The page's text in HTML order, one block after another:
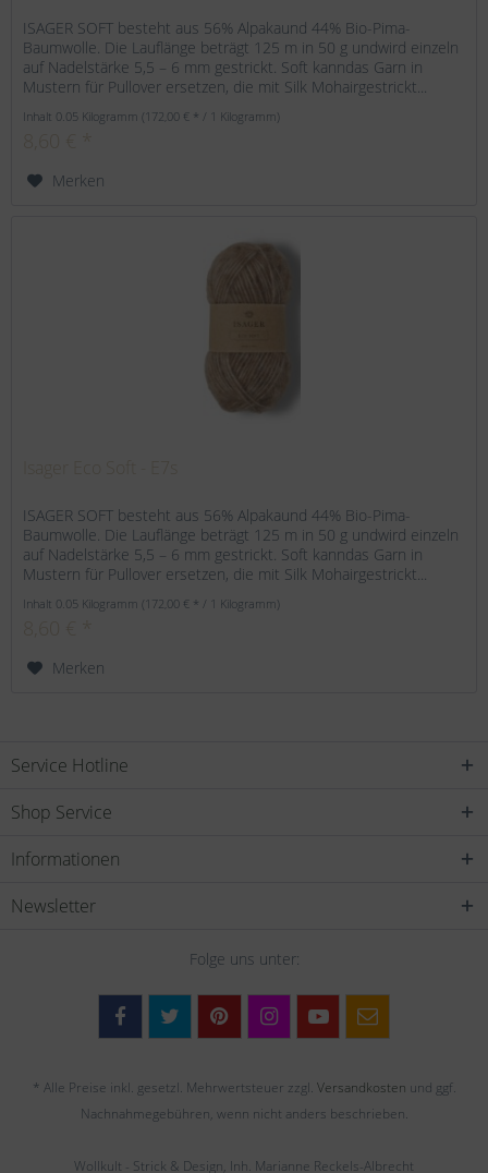
ISAGER SOFT besteht aus 56% Alpakaund 44% Bio-Pima-
Baumwolle. Die Lauflänge beträgt 125 m in 50 g undwird einzeln
auf Nadelstärke 5,5 – 6 mm gestrickt. Soft kanndas Garn in
Mustern für Pullover ersetzen, die mit Silk Mohairgestrickt...
Inhalt 0.05 Kilogramm(172,00 € * / 1 Kilogramm)
Merken
ISAGER SOFT besteht aus 56% Alpakaund 44% Bio-Pima-
Baumwolle. Die Lauflänge beträgt 125 m in 50 g undwird einzeln
auf Nadelstärke 5,5 – 6 mm gestrickt. Soft kanndas Garn in
Mustern für Pullover ersetzen, die mit Silk Mohairgestrickt...
Inhalt 0.05 Kilogramm(172,00 € * / 1 Kilogramm)
Merken
Service Hotline
Shop Service
Informationen
Newsletter
Folge uns unter:
* Alle Preise inkl. gesetzl. Mehrwertsteuer zzgl. Versandkosten und ggf.
Nachnahmegebühren, wenn nicht anders beschrieben.
Wollkult - Strick & Design, Inh. Marianne Reckels-Albrecht